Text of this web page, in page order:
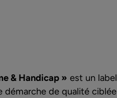
& Handicap » est un
démarche de qualité